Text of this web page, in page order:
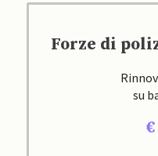
Forze di
su